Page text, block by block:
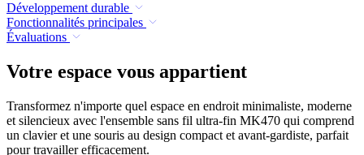
Développement durable
Fonctionnalités principales
Évaluations
Votre espace vous appartient
Transformez n'importe quel espace en endroit minimaliste, moderne
et silencieux avec l'ensemble sans fil ultra-fin MK470 qui comprend
un clavier et une souris au design compact et avant-gardiste, parfait
pour travailler efficacement.